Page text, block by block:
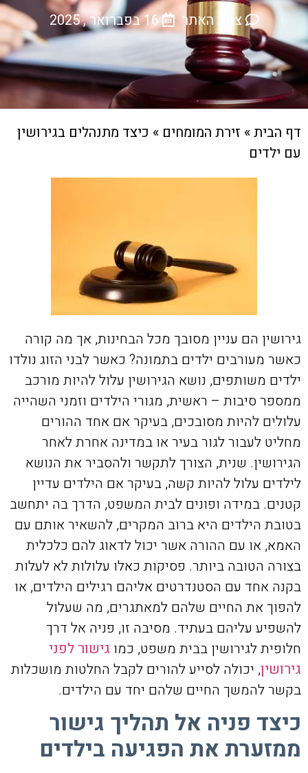
צוות האתר
16 בפברואר , 2025
דף הבית» זירת המומחים » כיצד מתנהלים בגירושין
עם ילדים
גירושין הם עניין מסובך מכל הבחינות, אך מה קורה
כאשר מעורבים ילדים בתמונה? כאשר לבני הזוג נולדו
ילדים משותפים, נושא הגירושין עלול להיות מורכב
ממספר סיבות – ראשית, מגורי הילדים וזמני השהייה
עלולים להיות מסובכים, בעיקר אם אחד ההורים
מחליט לעבור לגור בעיר או במדינה אחרת לאחר
הגירושין. שנית, הצורך לתקשר ולהסביר את הנושא
לילדים עלול להיות קשה, בעיקר אם הילדים עדיין
קטנים. במידה ופונים לבית המשפט, הדרך בה יתחשב
בטובת הילדים היא ברוב המקרים, להשאיר אותם עם
האמא, או עם ההורה אשר יכול לדאוג להם כלכלית
בצורה הטובה ביותר. פסיקות כאלו עלולות לא לעלות
בקנה אחד עם הסטנדרטים אליהם רגילים הילדים, או
להפוך את החיים שלהם למאתגרים, מה שעלול
להשפיע עליהם בעתיד. מסיבה זו, פניה אל דרך
חלופית לגירושין בבית משפט, כמו גישור לפני
גירושין, יכולה לסייע להורים לקבל החלטות מושכלות
בקשר להמשך החיים שלהם יחד עם הילדים.
כיצד פניה אל תהליך גישור
ממזערת את הפגיעה בילדים